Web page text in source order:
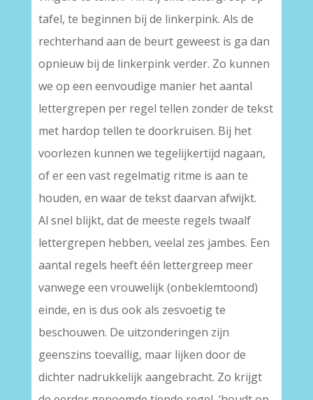
tafel, te beginnen bij de linkerpink. Als de
rechterhand aan de beurt geweest is ga dan
opnieuw bij de linkerpink verder. Zo kunnen
we op een eenvoudige manier het aantal
lettergrepen per regel tellen zonder de tekst
met hardop tellen te doorkruisen. Bij het
voorlezen kunnen we tegelijkertijd nagaan,
of er een vast regelmatig ritme is aan te
houden, en waar de tekst daarvan afwijkt.
Al snel blijkt, dat de meeste regels twaalf
lettergrepen hebben, veelal zes jambes. Een
aantal regels heeft één lettergreep meer
vanwege een vrouwelijk (onbeklemtoond)
einde, en is dus ook als zesvoetig te
beschouwen. De uitzonderingen zijn
geenszins toevallig, maar lijken door de
dichter nadrukkelijk aangebracht. Zo krijgt